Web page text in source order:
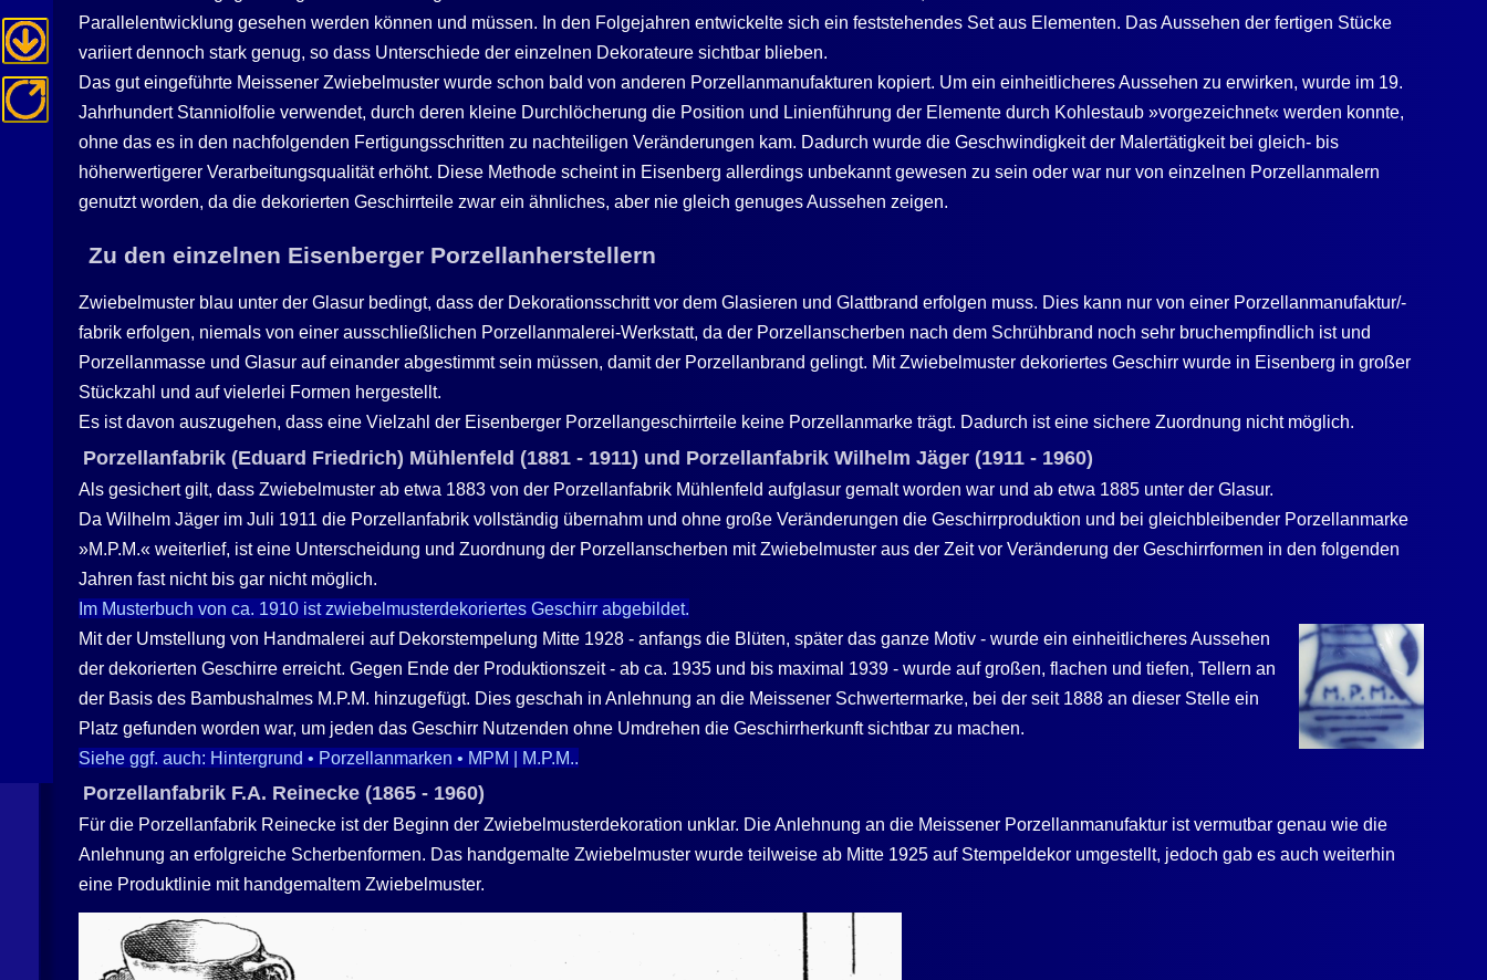
Parallelentwicklung gesehen werden können und müssen. In den Folgejahren entwickelte sich ein feststehendes Set aus Elementen. Das Aussehen der fertigen Stücke
variiert dennoch stark genug, so dass Unterschiede der einzelnen Dekorateure sichtbar blieben.
Das gut eingeführte Meissener Zwiebelmuster wurde schon bald von anderen Porzellanmanufakturen kopiert. Um ein einheitlicheres Aussehen zu erwirken, wurde im 19.
Jahrhundert Stanniolfolie verwendet, durch deren kleine Durchlöcherung die Position und Linienführung der Elemente durch Kohlestaub »vorgezeichnet« werden konnte,
ohne das es in den nachfolgenden Fertigungsschritten zu nachteiligen Veränderungen kam. Dadurch wurde die Geschwindigkeit der Malertätigkeit bei gleich- bis
höherwertigerer Verarbeitungsqualität erhöht. Diese Methode scheint in Eisenberg allerdings unbekannt gewesen zu sein oder war nur von einzelnen Porzellanmalern
genutzt worden, da die dekorierten Geschirrteile zwar ein ähnliches, aber nie gleich genuges Aussehen zeigen.
Zu den einzelnen Eisenberger Porzellanherstellern
Zwiebelmuster blau unter der Glasur bedingt, dass der Dekorationsschritt vor dem Glasieren und Glattbrand erfolgen muss. Dies kann nur von einer Porzellanmanufaktur/-
fabrik erfolgen, niemals von einer ausschließlichen Porzellanmalerei-Werkstatt, da der Porzellanscherben nach dem Schrühbrand noch sehr bruchempfindlich ist und
Porzellanmasse und Glasur auf einander abgestimmt sein müssen, damit der Porzellanbrand gelingt. Mit Zwiebelmuster dekoriertes Geschirr wurde in Eisenberg in großer
Stückzahl und auf vielerlei Formen hergestellt.
Es ist davon auszugehen, dass eine Vielzahl der Eisenberger Porzellangeschirrteile keine Porzellanmarke trägt. Dadurch ist eine sichere Zuordnung nicht möglich.
Porzellanfabrik (Eduard Friedrich) Mühlenfeld (1881 - 1911) und Porzellanfabrik Wilhelm Jäger (1911 - 1960)
Als gesichert gilt, dass Zwiebelmuster ab etwa 1883 von der Porzellanfabrik Mühlenfeld aufglasur gemalt worden war und ab etwa 1885 unter der Glasur.
Da Wilhelm Jäger im Juli 1911 die Porzellanfabrik vollständig übernahm und ohne große Veränderungen die Geschirrproduktion und bei gleichbleibender Porzellanmarke
»M.P.M.« weiterlief, ist eine Unterscheidung und Zuordnung der Porzellanscherben mit Zwiebelmuster aus der Zeit vor Veränderung der Geschirrformen in den folgenden
Jahren fast nicht bis gar nicht möglich.
Im Musterbuch von ca. 1910 ist zwiebelmusterdekoriertes Geschirr abgebildet.
Mit der Umstellung von Handmalerei auf Dekorstempelung Mitte 1928 - anfangs die Blüten, später das ganze Motiv - wurde ein einheitlicheres Aussehen
der dekorierten Geschirre erreicht. Gegen Ende der Produktionszeit - ab ca. 1935 und bis maximal 1939 - wurde auf großen, flachen und tiefen, Tellern an
der Basis des Bambushalmes M.P.M. hinzugefügt. Dies geschah in Anlehnung an die Meissener Schwertermarke, bei der seit 1888 an dieser Stelle ein
Platz gefunden worden war, um jeden das Geschirr Nutzenden ohne Umdrehen die Geschirrherkunft sichtbar zu machen.
Siehe ggf. auch: Hintergrund • Porzellanmarken • MPM | M.P.M..
Porzellanfabrik F.A. Reinecke (1865 - 1960)
Für die Porzellanfabrik Reinecke ist der Beginn der Zwiebelmusterdekoration unklar. Die Anlehnung an die Meissener Porzellan­manufaktur ist vermutbar genau wie die
Anlehnung an erfolgreiche Scherbenformen. Das handgemalte Zwiebelmuster wurde teilweise ab Mitte 1925 auf Stempeldekor umgestellt, jedoch gab es auch weiterhin
eine Produktlinie mit handgemaltem Zwiebelmuster.